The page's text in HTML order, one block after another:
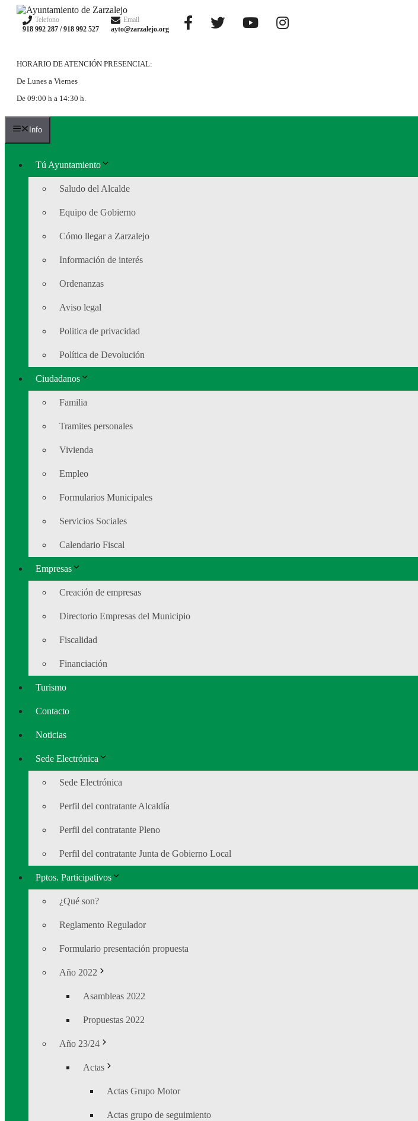
Saltar
contenido
Telefono
918 992 287 / 918 992 527
Email
ayto@zarzalejo.org
HORARIO DE ATENCIÓN PRESENCIAL:
De Lunes a Viernes
De 09:00 h a 14:30 h.
Info
Tú Ayuntamiento
Saludo del Alcalde
Equipo de Gobierno
Cómo llegar a Zarzalejo
Información de interés
Ordenanzas
Aviso legal
Politica de privacidad
Política de Devolución
Ciudadanos
Familia
Tramites personales
Vivienda
Empleo
Formularios Municipales
Servicios Sociales
Calendario Fiscal
Empresas
Creación de empresas
Directorio Empresas del Municipio
Fiscalidad
Financiación
Turismo
Contacto
Noticias
Sede Electrónica
Sede Electrónica
Perfil del contratante Alcaldía
Perfil del contratante Pleno
Perfil del contratante Junta de Gobierno Local
Pptos. Participativos
¿Qué son?
Reglamento Regulador
Formulario presentación propuesta
Año 2022
Asambleas 2022
Propuestas 2022
Año 23/24
Actas
Actas Grupo Motor
Actas grupo de seguimiento